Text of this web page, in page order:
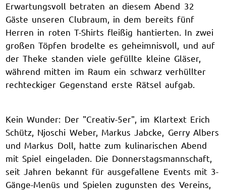
Erwartungsvoll betraten an diesem Abend 32
Gäste unseren Clubraum, in dem bereits fünf
Herren in roten T-Shirts fleißig hantierten. In zwei
großen Töpfen brodelte es geheimnisvoll, und auf
der Theke standen viele gefüllte kleine Gläser,
während mitten im Raum ein schwarz verhüllter
rechteckiger Gegenstand erste Rätsel aufgab.
Kein Wunder: Der "Creativ-5er", im Klartext Erich
Schütz, Njoschi Weber, Markus Jabcke, Gerry Albers
und Markus Doll, hatte zum kulinarischen Abend
mit Spiel eingeladen. Die Donnerstagsmannschaft,
seit Jahren bekannt für ausgefallene Events mit 3-
Gänge-Menüs und Spielen zugunsten des Vereins,